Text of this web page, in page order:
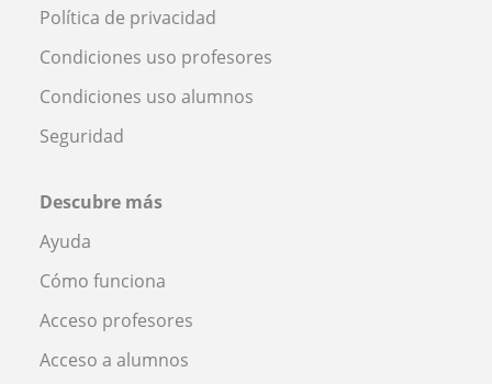
Política de privacidad
Condiciones uso profesores
Condiciones uso alumnos
Seguridad
Descubre más
Ayuda
Cómo funciona
Acceso profesores
Acceso a alumnos